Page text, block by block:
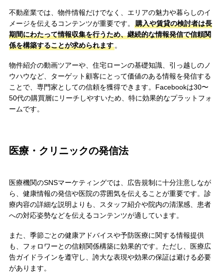
不動産業では、物件情報だけでなく、エリアの魅力や暮らしのイ
メージを伝えるコンテンツが重要です。
購入や賃貸の検討者は長
期間にわたって情報収集を行うため、継続的な情報発信で信頼関
係を構築することが求められます。
物件紹介の動画ツアーや、住宅ローンの基礎知識、引っ越しのノ
ウハウなど、ターゲット顧客にとって価値のある情報を発信する
ことで、専門家としての信頼を獲得できます。Facebookは30〜
50代の購買層にリーチしやすいため、特に効果的なプラットフォ
ームです。
医療・クリニックの発信法
医療機関のSNSマーケティングでは、広告規制に十分注意しなが
ら、健康情報の発信や医院の雰囲気を伝えることが重要です。診
療内容の詳細な説明よりも、スタッフ紹介や院内の清潔感、患者
への対応姿勢などを伝えるコンテンツが適しています。
また、季節ごとの健康アドバイスや予防医療に関する情報提供
も、フォロワーとの信頼関係構築に効果的です。ただし、医療広
告ガイドラインを遵守し、誇大な表現や効果の保証は避ける必要
があります。